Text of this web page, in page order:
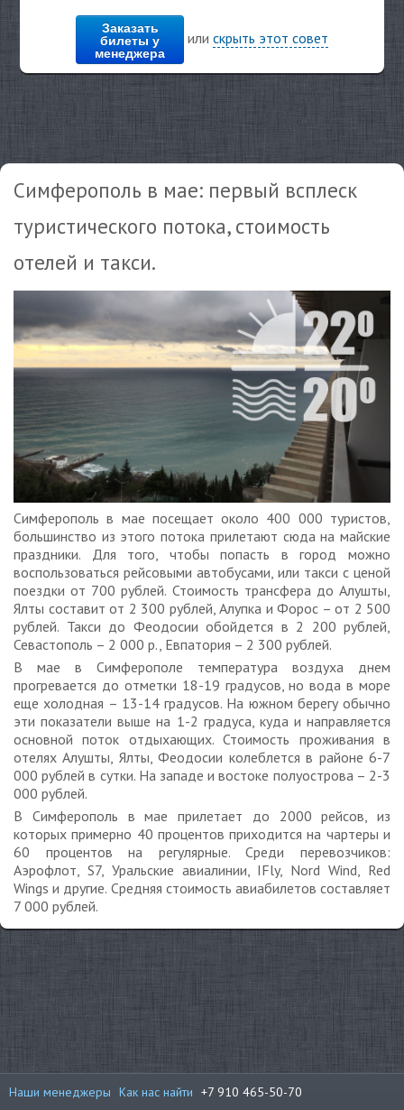
Заказать
билеты у
менеджера
или скрыть этот совет
Симферополь в мае: первый всплеск
туристического потока, стоимость
отелей и такси.
Симферополь в мае посещает около 400 000 туристов,
большинство из этого потока прилетают сюда на майские
праздники. Для того, чтобы попасть в город можно
воспользоваться рейсовыми автобусами, или такси с ценой
поездки от 700 рублей. Стоимость трансфера до Алушты,
Ялты составит от 2 300 рублей, Алупка и Форос – от 2 500
рублей. Такси до Феодосии обойдется в 2 200 рублей,
Севастополь – 2 000 р., Евпатория – 2 300 рублей.
В мае в Симферополе температура воздуха днем
прогревается до отметки 18-19 градусов, но вода в море
еще холодная – 13-14 градусов. На южном берегу обычно
эти показатели выше на 1-2 градуса, куда и направляется
основной поток отдыхающих. Стоимость проживания в
отелях Алушты, Ялты, Феодосии колеблется в районе 6-7
000 рублей в сутки. На западе и востоке полуострова – 2-3
000 рублей.
В Симферополь в мае прилетает до 2000 рейсов, из
которых примерно 40 процентов приходится на чартеры и
60 процентов на регулярные. Среди перевозчиков:
Аэрофлот, S7, Уральские авиалинии, IFly, Nord Wind, Red
Wings и другие. Средняя стоимость авиабилетов составляет
7 000 рублей.
Наши менеджеры Как нас найти +7 910 465-50-70